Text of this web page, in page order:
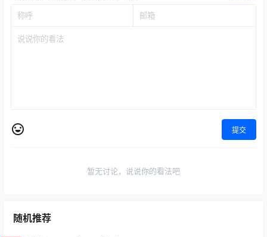
提交
暂无讨论，说说你的看法吧
随机推荐